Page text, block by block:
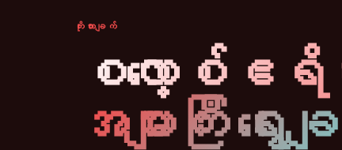
ကိုးကားချက်
စလော့စ်ဧရိ
အများကြီး ရွေ